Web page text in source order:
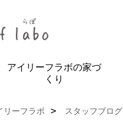
アイリーフラボの家づ
くり
リーフラボ スタッフブログ